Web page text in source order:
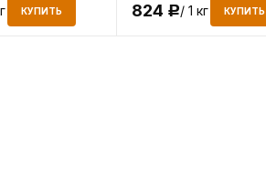
КУПИТЬ 824 Р/ 1 кг КУПИТЬ